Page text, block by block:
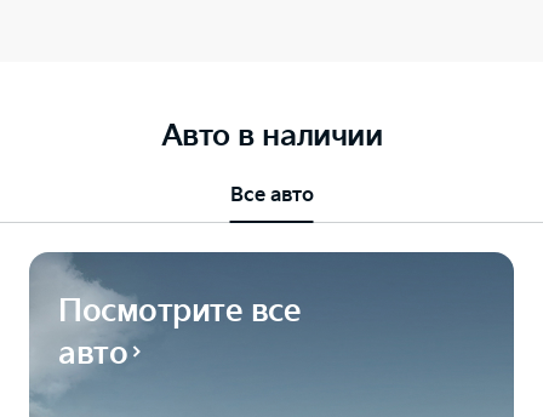
Авто в наличии
Все авто
Посмотрите все
авто